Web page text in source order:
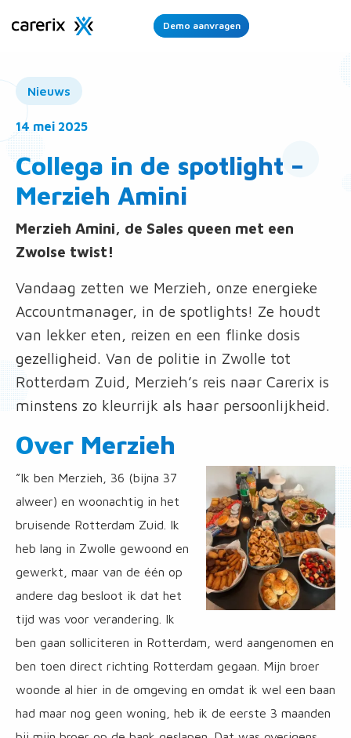
Demo aanvragen
Nieuws
14 mei 2025
Collega in de spotlight –
Merzieh Amini
Merzieh Amini, de Sales queen met een
Zwolse twist!
Vandaag zetten we Merzieh, onze energieke
Accountmanager, in de spotlights! Ze houdt
van lekker eten, reizen en een flinke dosis
gezelligheid. Van de politie in Zwolle tot
Rotterdam Zuid, Merzieh’s reis naar Carerix is
minstens zo kleurrijk als haar persoonlijkheid.
Over Merzieh
”Ik ben Merzieh, 36 (bijna 37
alweer) en woonachtig in het
bruisende Rotterdam Zuid. Ik
heb lang in Zwolle gewoond en
gewerkt, maar van de één op
andere dag besloot ik dat het
tijd was voor verandering. Ik
ben gaan solliciteren in Rotterdam, werd aangenomen en
ben toen direct richting Rotterdam gegaan. Mijn broer
woonde al hier in de omgeving en omdat ik wel een baan
had maar nog geen woning, heb ik de eerste 3 maanden